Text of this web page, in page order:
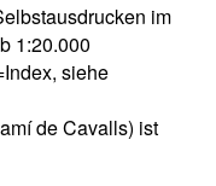
im
1:20.000
siehe
de Cavalls) ist